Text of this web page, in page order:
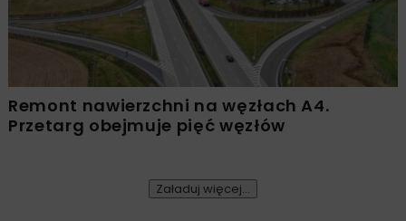
Remont nawierzchni na węzłach A4.
Przetarg obejmuje pięć węzłów
Załaduj więcej...